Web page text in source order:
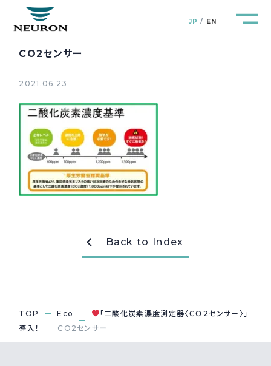
JP EN
管路防災研究所 Pipeline Resilience Lab.
企業情報 Company
製品＆サービス Products&Service
CO2センサー
2021.06.23
Back to Index
TOP Eco
「二酸化炭素濃度測定器〈ＣＯ２センサー〉」
導入！
CO2センサー